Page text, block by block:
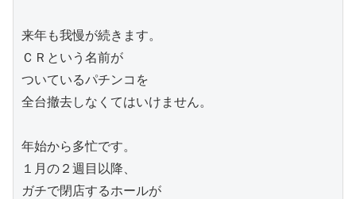
来年も我慢が続きます。
ＣＲという名前が
ついているパチンコを
全台撤去しなくてはいけません。
年始から多忙です。
１月の２週目以降、
ガチで閉店するホールが